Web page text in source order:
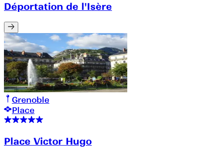
Déportation de l'Isère
Grenoble
Place
Place Victor Hugo